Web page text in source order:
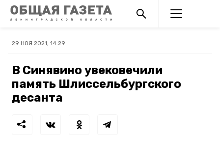
29 НОЯ 2021, 14:29
В Синявино увековечили
память Шлиссельбургского
десанта